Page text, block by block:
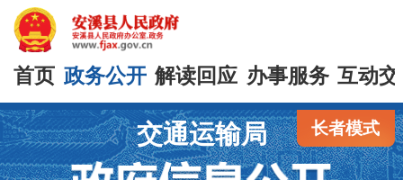
首页 政务公开 解读回应 办事服务 互动
长者模式
交通运输局